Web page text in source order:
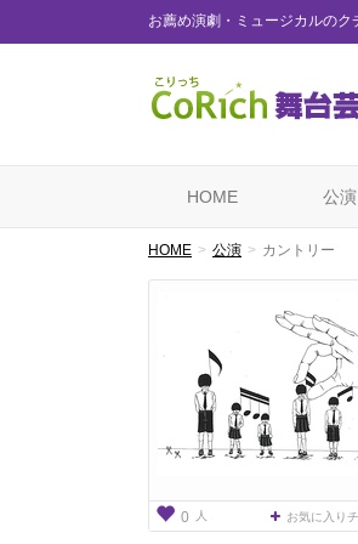
お薦め演劇・ミュージカルのク
HOME 公演
HOME 公演 カントリー
0 人 お気に入り